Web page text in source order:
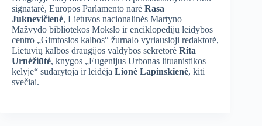
signatarė, Europos Parlamento narė Rasa
Juknevičienė, Lietuvos nacionalinės Martyno
Mažvydo bibliotekos Mokslo ir enciklopedijų leidybos
centro „Gimtosios kalbos“ žurnalo vyriausioji redaktorė,
Lietuvių kalbos draugijos valdybos sekretorė Rita
Urnėžiūtė, knygos „Eugenijus Urbonas lituanistikos
kelyje“ sudarytoja ir leidėja Lionė Lapinskienė, kiti
svečiai.